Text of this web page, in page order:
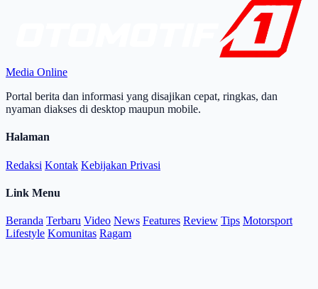
Media Online
Portal berita dan informasi yang disajikan cepat, ringkas, dan
nyaman diakses di desktop maupun mobile.
Halaman
Redaksi Kontak Kebijakan Privasi
Link Menu
Beranda Terbaru Video News Features Review Tips Motorsport
Lifestyle Komunitas Ragam